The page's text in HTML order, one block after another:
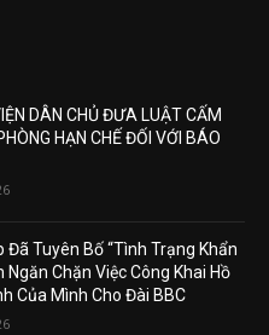
DÂN CHỦ ĐƯA LUẬT CẤM
HẠN CHẾ ĐỐI VỚI BÁO
Đã Tuyên Bố “Tình Trạng Khẩn
Ngăn Chặn Việc Công Khai Hồ
Của Mình Cho Đài BBC